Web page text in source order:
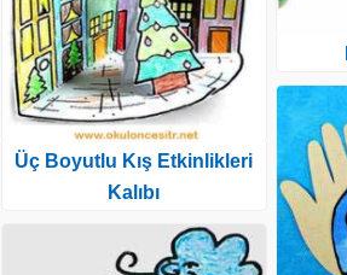
Üç Boyutlu Kış Etkinlikleri
Kalıbı